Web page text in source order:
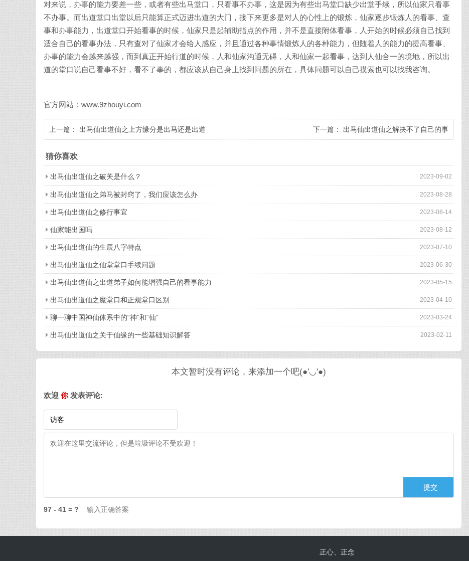
对来说，办事的能力要差一些，或者有些出马堂口，只看事不办事，这是因为有些出马堂口缺少出堂手续，所以仙家只看事
不办事。而出道堂口出堂以后只能算正式迈进出道的大门，接下来更多是对人的心性上的锻炼，仙家逐步锻炼人的看事、查
事和办事能力，出道堂口开始看事的时候，仙家只是起辅助指点的作用，并不是直接附体看事，人开始的时候必须自己找到
适合自己的看事办法，只有查对了仙家才会给人感应，并且通过各种事情锻炼人的各种能力，但随着人的能力的提高看事、
办事的能力会越来越强，而到真正开始行道的时候，人和仙家沟通无碍，人和仙家一起看事，达到人仙合一的境地，所以出
道的堂口说自己看事不好，看不了事的，都应该从自己身上找到问题的所在，具体问题可以自己摸索也可以找我咨询。
官方网站：www.9zhouyi.com
上一篇： 出马仙出道仙之上方缘分是出马还是出道 下一篇： 出马仙出道仙之解决不了自己的事
猜你喜欢
2023-09-02
出马仙出道仙之破关是什么？
2023-08-28
出马仙出道仙之弟马被封窍了，我们应该怎么办
2023-08-14
出马仙出道仙之修行事宜
2023-08-12
仙家能出国吗
2023-07-10
出马仙出道仙的生辰八字特点
2023-06-30
出马仙出道仙之仙堂堂口手续问题
2023-05-15
出马仙出道仙之出道弟子如何能增强自己的看事能力
2023-04-10
出马仙出道仙之魔堂口和正规堂口区别
2023-03-24
聊一聊中国神仙体系中的“神”和“仙”
2023-02-11
出马仙出道仙之关于仙缘的一些基础知识解答
本文暂时没有评论，来添加一个吧(●'◡'●)
欢迎 你发表评论:
97 - 41 = ?
正心、正念